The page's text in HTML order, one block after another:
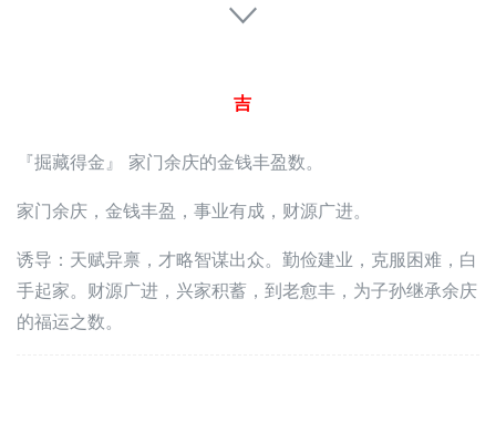
吉
『掘藏得金』 家门余庆的金钱丰盈数。
家门余庆，金钱丰盈，事业有成，财源广进。
诱导：天赋异禀，才略智谋出众。勤俭建业，克服困难，白
手起家。财源广进，兴家积蓄，到老愈丰，为子孙继承余庆
的福运之数。